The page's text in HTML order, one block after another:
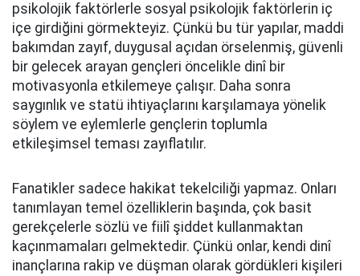
psikolojik faktörlerle sosyal psikolojik faktörlerin iç
içe girdiğini görmekteyiz. Çünkü bu tür yapılar, maddi
bakımdan zayıf, duygusal açıdan örselenmiş, güvenli
bir gelecek arayan gençleri öncelikle dinî bir
motivasyonla etkilemeye çalışır. Daha sonra
saygınlık ve statü ihtiyaçlarını karşılamaya yönelik
söylem ve eylemlerle gençlerin toplumla
etkileşimsel teması zayıflatılır.
Fanatikler sadece hakikat tekelciliği yapmaz. Onları
tanımlayan temel özelliklerin başında, çok basit
gerekçelerle sözlü ve fiilî şiddet kullanmaktan
kaçınmamaları gelmektedir. Çünkü onlar, kendi dinî
inançlarına rakip ve düşman olarak gördükleri kişileri